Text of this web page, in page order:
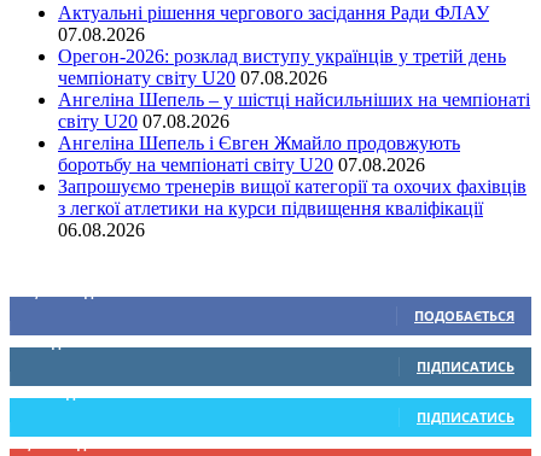
Актуальні рішення чергового засідання Ради ФЛАУ
07.08.2026
Орегон-2026: розклад виступу українців у третій день
чемпіонату світу U20 07.08.2026
Ангеліна Шепель – у шістці найсильніших на чемпіонаті
світу U20 07.08.2026
Ангеліна Шепель і Євген Жмайло продовжують
боротьбу на чемпіонаті світу U20 07.08.2026
Запрошуємо тренерів вищої категорії та охочих фахівців
з легкої атлетики на курси підвищення кваліфікації
06.08.2026
ПОДОБАЄТЬСЯ
0 Підписників
ПІДПИСАТИСЬ
234 Підписників
ПІДПИСАТИСЬ
9,370 Підписників